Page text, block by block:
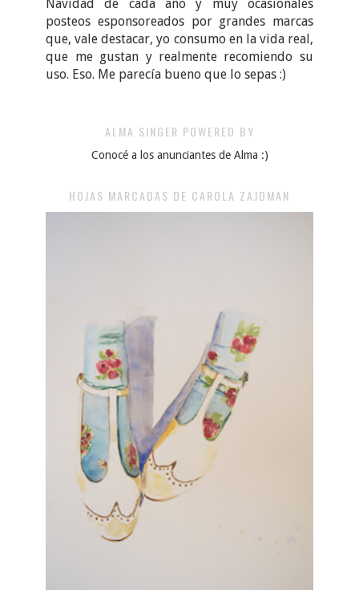
Navidad de cada año y muy ocasionales
posteos esponsoreados por grandes marcas
que, vale destacar, yo consumo en la vida real,
que me gustan y realmente recomiendo su
uso. Eso. Me parecía bueno que lo sepas :)
ALMA SINGER POWERED BY
Conocé a los anunciantes de Alma :)
HOJAS MARCADAS DE CAROLA ZAJDMAN